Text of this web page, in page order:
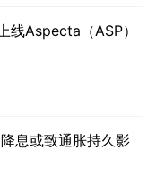
线Aspecta（ASP）
息或致通胀持久影